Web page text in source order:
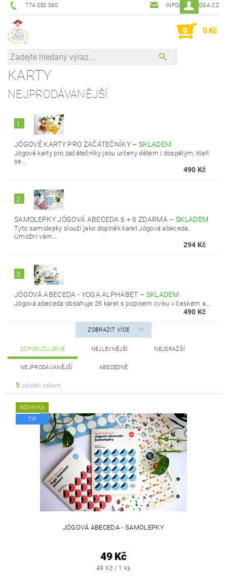
774 030 060 INFO@LALIJOGA.CZ
0 0 Kč
KARTY
NEJPRODÁVANĚJŠÍ
1.
JÓGOVÉ KARTY PRO ZAČÁTEČNÍKY –SKLADEM
Jógové karty pro začátečníky jsou určeny dětem i dospělým, kteří
se...
490 Kč
2.
SAMOLEPKY JÓGOVÁ ABECEDA 6 + 6 ZDARMA – SKLADEM
Tyto samolepky slouží jako doplněk karet Jógová abeceda.
Umožní vám...
294 Kč
3.
JÓGOVÁ ABECEDA - YOGA ALPHABET – SKLADEM
Jógová abeceda obsahuje 26 karet s popisem cviku v českém a...
490 Kč
ZOBRAZIT VÍCE
DOPORUČUJEME NEJLEVNĚJŠÍ NEJDRAŽŠÍ
NEJPRODÁVANĚJŠÍ ABECEDNĚ
5 položek celkem
NOVINKA
TIP
JÓGOVÁ ABECEDA - SAMOLEPKY
49 Kč
49 Kč / 1 ks